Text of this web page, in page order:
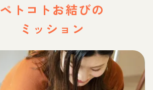
ペトコトお結びの
ミッション